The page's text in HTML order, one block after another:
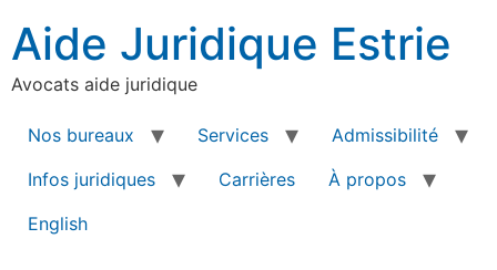
Aide Juridique Estrie
Avocats aide juridique
Nos bureaux Services
Admissibilité
Infos juridiques
Carrières
À propos
English